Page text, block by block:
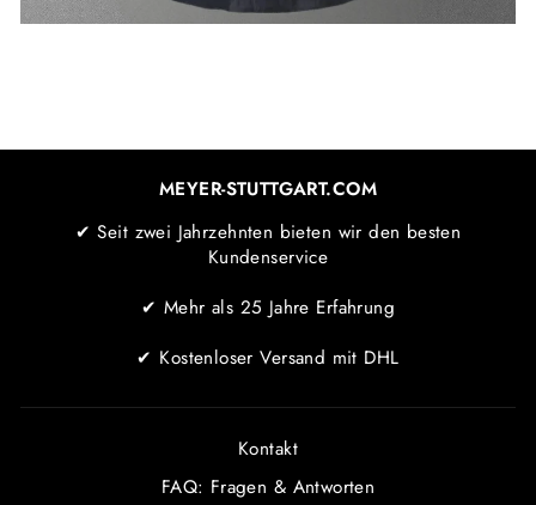
MEYER-STUTTGART.COM
✔ Seit zwei Jahrzehnten bieten wir den besten
Kundenservice
✔ Mehr als 25 Jahre Erfahrung
✔ Kostenloser Versand mit DHL
Kontakt
FAQ: Fragen & Antworten